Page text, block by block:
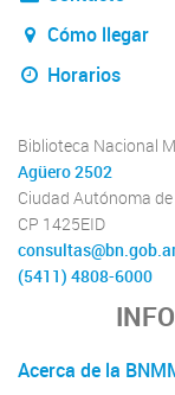
Cómo llegar
Horarios
Biblioteca Nacional
Agüero 2502
Ciudad Autónoma
CP 1425EID
(5411) 4808-6000
Acerca de la